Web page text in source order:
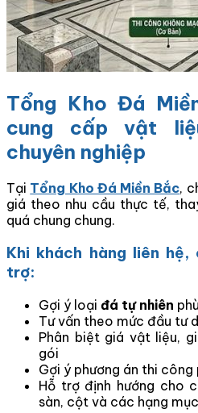
Tổng Kho Đá
cung cấp vật
chuyên nghiệp
Tại Tổng Kho Đá Miền Bắc,
giá theo nhu cầu thực tế,
quá chung chung.
Khi khách hàng liên
trợ:
Gợi ý loại đá tự nhiên
Tư vấn theo mức đầu tư
Phân biệt giá vật liệu,
gói
Gợi ý phương án thi công
Hỗ trợ định hướng cho
sàn, cột và các hạng